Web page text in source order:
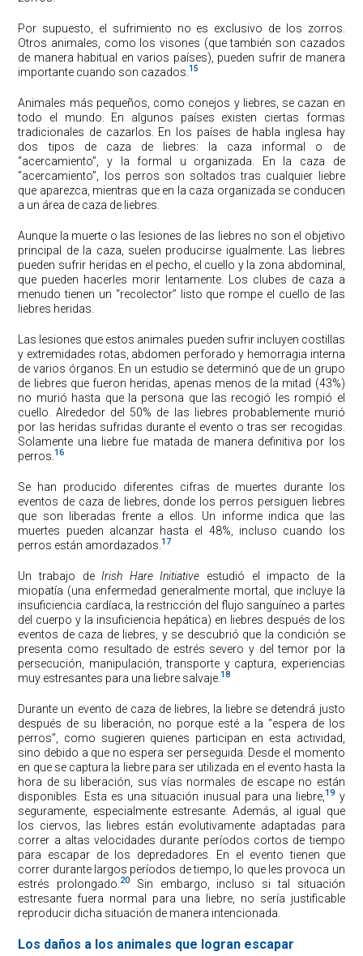
Por supuesto, el sufrimiento no es exclusivo de los zorros.
Otros animales, como los visones (que también son cazados
de manera habitual en varios países), pueden sufrir de manera
importante cuando son cazados. 15
Animales más pequeños, como conejos y liebres, se cazan en
todo el mundo. En algunos países existen ciertas formas
tradicionales de cazarlos. En los países de habla inglesa hay
dos tipos de caza de liebres: la caza informal o de
“acercamiento”, y la formal u organizada. En la caza de
“acercamiento”, los perros son soltados tras cualquier liebre
que aparezca, mientras que en la caza organizada se conducen
a un área de caza de liebres.
Aunque la muerte o las lesiones de las liebres no son el objetivo
principal de la caza, suelen producirse igualmente. Las liebres
pueden sufrir heridas en el pecho, el cuello y la zona abdominal,
que pueden hacerles morir lentamente. Los clubes de caza a
menudo tienen un “recolector” listo que rompe el cuello de las
liebres heridas.
Las lesiones que estos animales pueden sufrir incluyen costillas
y extremidades rotas, abdomen perforado y hemorragia interna
de varios órganos. En un estudio se determinó que de un grupo
de liebres que fueron heridas, apenas menos de la mitad (43%)
no murió hasta que la persona que las recogió les rompió el
cuello. Alrededor del 50% de las liebres probablemente murió
por las heridas sufridas durante el evento o tras ser recogidas.
Solamente una liebre fue matada de manera definitiva por los
perros. 16
Se han producido diferentes cifras de muertes durante los
eventos de caza de liebres, donde los perros persiguen liebres
que son liberadas frente a ellos. Un informe indica que las
muertes pueden alcanzar hasta el 48%, incluso cuando los
perros están amordazados. 17
Un trabajo de Irish Hare Initiative estudió el impacto de la
miopatía (una enfermedad generalmente mortal, que incluye la
insuficiencia cardíaca, la restricción del flujo sanguíneo a partes
del cuerpo y la insuficiencia hepática) en liebres después de los
eventos de caza de liebres, y se descubrió que la condición se
presenta como resultado de estrés severo y del temor por la
persecución, manipulación, transporte y captura, experiencias
muy estresantes para una liebre salvaje. 18
Durante un evento de caza de liebres, la liebre se detendrá justo
después de su liberación, no porque esté a la “espera de los
perros”, como sugieren quienes participan en esta actividad,
sino debido a que no espera ser perseguida. Desde el momento
en que se captura la liebre para ser utilizada en el evento hasta la
hora de su liberación, sus vías normales de escape no están
disponibles. Esta es una situación inusual para una liebre, 19 y
seguramente, especialmente estresante. Además, al igual que
los ciervos, las liebres están evolutivamente adaptadas para
correr a altas velocidades durante períodos cortos de tiempo
para escapar de los depredadores. En el evento tienen que
correr durante largos períodos de tiempo, lo que les provoca un
estrés prolongado. 20
Sin embargo, incluso si tal situación
estresante fuera normal para una liebre, no sería justificable
reproducir dicha situación de manera intencionada.
Los daños a los animales que logran escapar